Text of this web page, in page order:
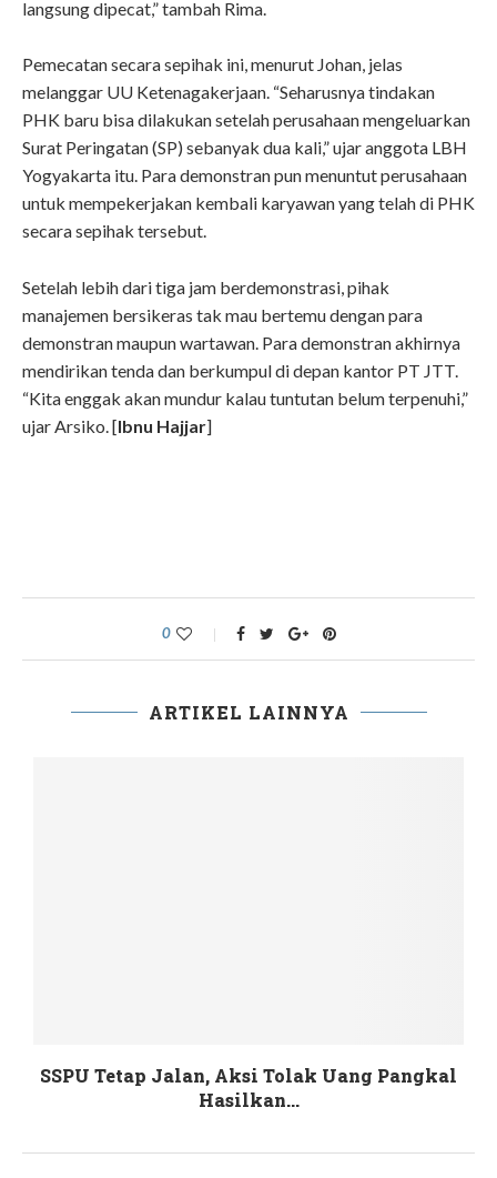
langsung dipecat,” tambah Rima.
Pemecatan secara sepihak ini, menurut Johan, jelas
melanggar UU Ketenagakerjaan. “Seharusnya tindakan
PHK baru bisa dilakukan setelah perusahaan mengeluarkan
Surat Peringatan (SP) sebanyak dua kali,” ujar anggota LBH
Yogyakarta itu. Para demonstran pun menuntut perusahaan
untuk mempekerjakan kembali karyawan yang telah di PHK
secara sepihak tersebut.
Setelah lebih dari tiga jam berdemonstrasi, pihak
manajemen bersikeras tak mau bertemu dengan para
demonstran maupun wartawan. Para demonstran akhirnya
mendirikan tenda dan berkumpul di depan kantor PT JTT.
“Kita enggak akan mundur kalau tuntutan belum terpenuhi,”
ujar Arsiko. [Ibnu Hajjar]
0
ARTIKEL LAINNYA
SSPU Tetap Jalan, Aksi Tolak Uang Pangkal
Hasilkan...